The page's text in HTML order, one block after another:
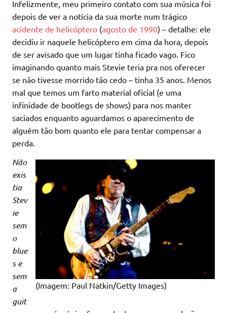
Infelizmente, meu primeiro contato com sua música foi
depois de ver a notícia da sua morte num trágico
acidente de helicóptero (agosto de 1990) – detalhe: ele
decidiu ir naquele helicóptero em cima da hora, depois
de ser avisado que um lugar tinha ficado vago. Fico
imaginando quanto mais Stevie teria pra nos oferecer
se não tivesse morrido tão cedo – tinha 35 anos. Menos
mal que temos um farto material oficial (e uma
infinidade de bootlegs de shows) para nos manter
saciados enquanto aguardamos o aparecimento de
alguém tão bom quanto ele para tentar compensar a
perda.
(Imagem: Paul Natkin/Getty Images)
Não
exis
tia
Stev
ie
sem
o
blue
s e
sem
a
guit